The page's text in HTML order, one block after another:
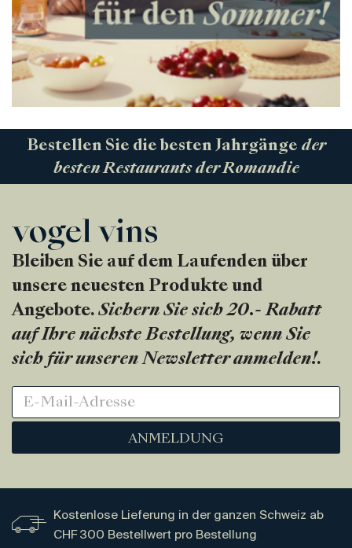
Bestellen Sie die besten Jahrgänge der
besten Restaurants der Romandie
Bleiben Sie auf dem Laufenden über
unsere neuesten Produkte und
Angebote. Sichern Sie sich 20.- Rabatt
auf Ihre nächste Bestellung, wenn Sie
sich für unseren Newsletter anmelden!.
ANMELDUNG
Kostenlose Lieferung in der ganzen Schweiz ab
CHF 300 Bestellwert pro Bestellung